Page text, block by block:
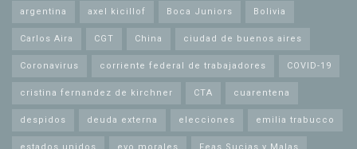
argentina axel kicillof Boca Juniors Bolivia
Carlos Aira CGT China ciudad de buenos aires
Coronavirus corriente federal de trabajadores COVID-19
cristina fernandez de kirchner CTA cuarentena
despidos deuda externa elecciones emilia trabucco